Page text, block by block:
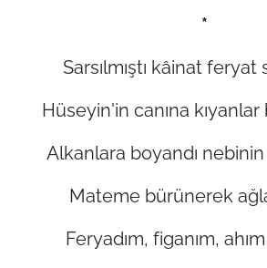
*
Sarsılmıştı kâinat feryat
Hüseyin'in canına
Alkanlara boyandı
Mateme bürünerek
Feryadım, figanım,